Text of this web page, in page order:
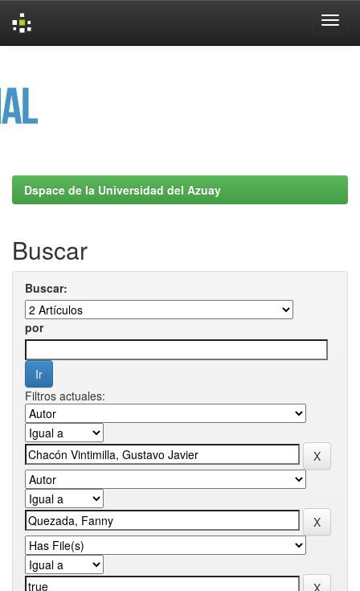
Dspace de la Universidad del Azuay
Buscar
Buscar:
por
Filtros actuales: